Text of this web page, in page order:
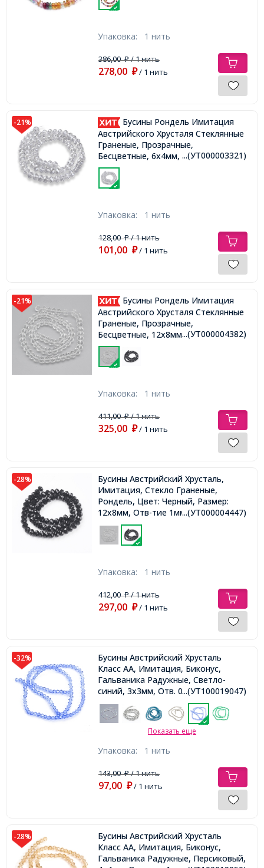
Упаковка: 1 нить
386,00₽/ 1 нить
278,00 ₽/ 1 нить
-21%
Бусины Рондель Имитация
Австрийского Хрусталя Стеклянные
Граненые, Прозрачные,
Бесцветные, 6х4мм, Отверстие
1мм, около 92шт/36см/нить,
...(УТ000003321)
Упаковка: 1 нить
128,00₽/ 1 нить
101,00 ₽/ 1 нить
-21%
Бусины Рондель Имитация
Австрийского Хрусталя Стеклянные
Граненые, Прозрачные,
Бесцветные, 12х8мм, Отверстие
1мм, около 68шт/58см/нить,
...(УТ000004382)
Упаковка: 1 нить
411,00₽/ 1 нить
325,00 ₽/ 1 нить
-28%
Бусины Австрийский Хрусталь,
Имитация, Стекло Граненые,
Рондель, Цвет: Черный, Размер:
12х8мм, Отв-тие 1мм, около
68шт/58см/нить,
...(УТ000004447)
Упаковка: 1 нить
412,00₽/ 1 нить
297,00 ₽/ 1 нить
-32%
Бусины Австрийский Хрусталь
Класс АА, Имитация, Биконус,
Гальваника Радужные, Светло-
синий, 3х3мм, Отв. 0.8мм, около
115шт/36см/нить
...(УТ100019047)
Показать еще
Упаковка: 1 нить
143,00₽/ 1 нить
97,00 ₽/ 1 нить
-28%
Бусины Австрийский Хрусталь
Класс АА, Имитация, Биконус,
Гальваника Радужные, Персиковый,